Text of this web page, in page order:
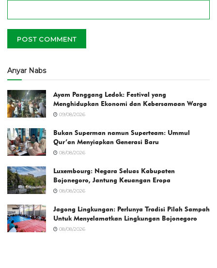
Anyar Nabs
Ayam Panggang Ledok: Festival yang
Menghidupkan Ekonomi dan Kebersamaan Warga
09/08/2026
Bukan Superman namun Superteam: Ummul
Qur’an Menyiapkan Generasi Baru
08/08/2026
Luxembourg: Negara Seluas Kabupaten
Bojonegoro, Jantung Keuangan Eropa
08/08/2026
Jagong Lingkungan: Perlunya Tradisi Pilah Sampah
Untuk Menyelamatkan Lingkungan Bojonegoro
08/08/2026